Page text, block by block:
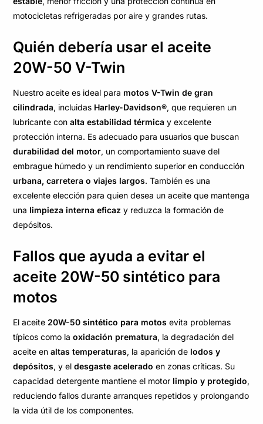
motocicletas refrigeradas por aire y grandes rutas.
Quién debería usar el aceite
20W-50 V-Twin
Nuestro aceite es ideal para motos V-Twin de gran
cilindrada, incluidas Harley-Davidson®, que requieren un
lubricante conalta estabilidad térmica y excelente
protección interna. Es adecuado para usuarios que buscan
durabilidad del motor, un comportamiento suave del
embrague húmedo y un rendimiento superior en conducción
urbana, carretera o viajes largos. También es una
excelente elección para quien desea un aceite que mantenga
una limpieza interna eficaz y reduzca la formación de
depósitos.
Fallos que ayuda a evitar el
aceite 20W-50 sintético para
motos
El aceite 20W-50 sintético para motos evita problemas
típicos como laoxidación prematura, la degradación del
aceite enaltas temperaturas, la aparición de lodos y
depósitos, y eldesgaste acelerado en zonas críticas. Su
capacidad detergente mantiene el motor limpio y protegido,
reduciendo fallos durante arranques repetidos y prolongando
la vida útil de los componentes.